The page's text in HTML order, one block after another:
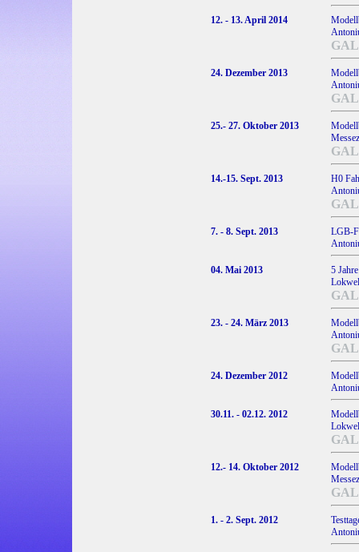
12. - 13. April 2014
24. Dezember 2013
25.- 27. Oktober 2013
14.-15. Sept. 2013
H0
7. - 8. Sept. 2013
LGB-
04. Mai 2013
5
23. - 24. März 2013
24. Dezember 2012
30.11. - 02.12. 2012
12.- 14. Oktober 2012
1. - 2. Sept. 2012